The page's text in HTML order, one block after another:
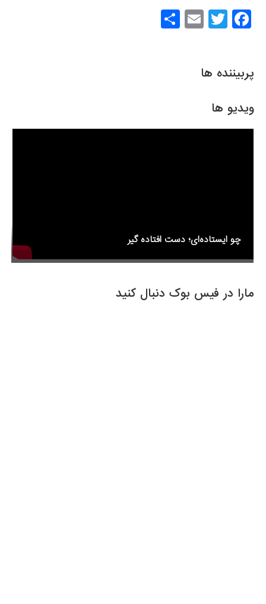
پربیننده ها
ویدیو ها
چو ایستاده‌ای؛ دست افتاده گیر
مارا در فیس بوک دنبال کنید
F
a
e
o
o
T
wi
er
E
m